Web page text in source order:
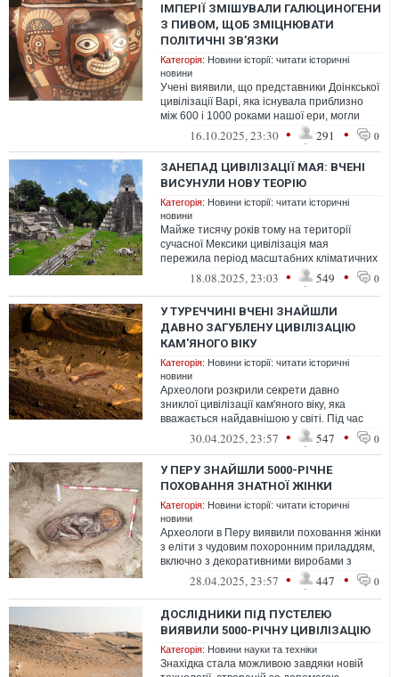
ІМПЕРІЇ ЗМІШУВАЛИ ГАЛЮЦИНОГЕНИ
З ПИВОМ, ЩОБ ЗМІЦНЮВАТИ
ПОЛІТИЧНІ ЗВ’ЯЗКИ
Категорія: Новини історії: читати історичні
новини
Учені виявили, що представники Доінкської
цивілізації Варі, яка існувала приблизно
між 600 і 1000 роками нашої ери, могли
змішувати психоактивні речов...
16.10.2025, 23:30 • 291 • 0
ЗАНЕПАД ЦИВІЛІЗАЦІЇ МАЯ: ВЧЕНІ
ВИСУНУЛИ НОВУ ТЕОРІЮ
Категорія: Новини історії: читати історичні
новини
Майже тисячу років тому на території
сучасної Мексики цивілізація мая
пережила період масштабних кліматичних
потрясінь.18.08.2025, 23:03 • 549 • 0
У ТУРЕЧЧИНІ ВЧЕНІ ЗНАЙШЛИ
ДАВНО ЗАГУБЛЕНУ ЦИВІЛІЗАЦІЮ
КАМ'ЯНОГО ВІКУ
Категорія: Новини історії: читати історичні
новини
Археологи розкрили секрети давно
зниклої цивілізації кам'яного віку, яка
вважається найдавнішою у світі. Під час
досліджень на південному сході Туречч...
30.04.2025, 23:57 • 547 • 0
У ПЕРУ ЗНАЙШЛИ 5000-РІЧНЕ
ПОХОВАННЯ ЗНАТНОЇ ЖІНКИ
Категорія: Новини історії: читати історичні
новини
Археологи в Перу виявили поховання жінки
з еліти з чудовим похоронним приладдям,
включно з декоративними виробами з
дзьоба тукана і пір'я ара
28.04.2025, 23:57 • 447 • 0
ДОСЛІДНИКИ ПІД ПУСТЕЛЕЮ
ВИЯВИЛИ 5000-РІЧНУ ЦИВІЛІЗАЦІЮ
Категорія: Новини науки та техніки
Знахідка стала можливою завдяки новій